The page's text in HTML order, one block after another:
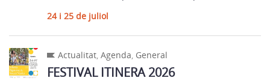
24 i 25 de juliol
Actualitat,Agenda, General
FESTIVAL ITINERA 2026